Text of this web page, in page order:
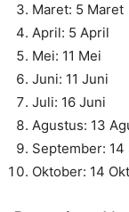
Maret: 5 Maret
April: 5 April
Mei: 11 Mei
Juni: 11 Juni
Juli: 16 Juni
Agustus: 13
September:
Oktober: 14